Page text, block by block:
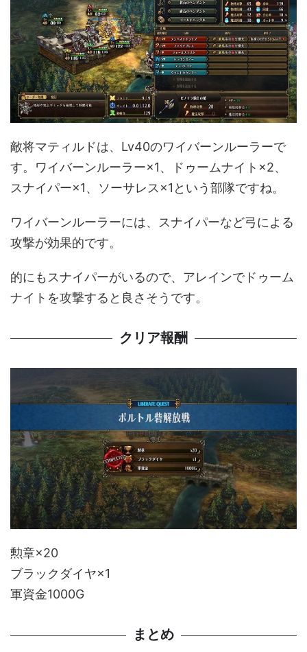
敵将マティルドは、Lv40のワイバーンルーラーで
す。ワイバーンルーラー×1、ドゥームナイト×2、
スナイパー×1、ソーサレス×1という部隊ですね。
ワイバーンルーラーには、スナイパーなど弓による
攻撃が効果的です。
的にもスナイパーがいるので、アレインでドゥーム
ナイトを攻撃すると良さそうです。
クリア報酬
勲章×20
ブラックダイヤ×1
軍資金1000G
まとめ